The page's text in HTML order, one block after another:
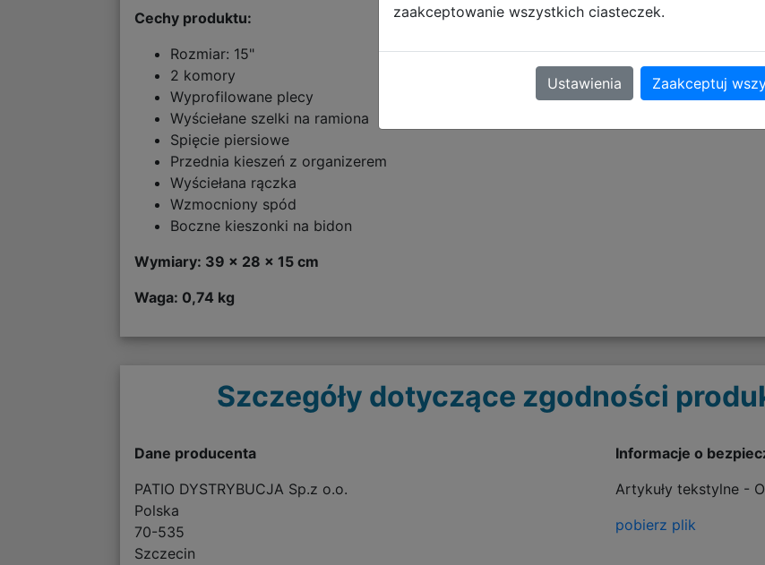
Cechy produktu:
Rozmiar: 15"
2 komory
Wyprofilowane plecy
Wyściełane szelki na ramiona
Spięcie piersiowe
Przednia kieszeń z organizerem
Wyściełana rączka
Wzmocniony spód
Boczne kieszonki na bidon
Wymiary: 39 x 28 x 15 cm
Waga: 0,74 kg
Szczegóły dotyczące zgodności
Dane producenta
PATIO DYSTRYBUCJA Sp.z o.o.
Polska
70-535
Szczecin
Informacje o
Artykuły tekstylne -
pobierz plik
zaakceptowanie wszystkich ciasteczek.
Ustawienia Zaakceptuj